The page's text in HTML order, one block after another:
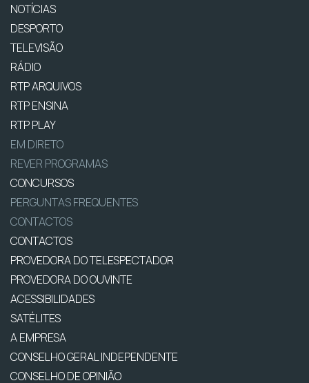
NOTÍCIAS
DESPORTO
TELEVISÃO
RÁDIO
RTP ARQUIVOS
RTP ENSINA
RTP PLAY
EM DIRETO
REVER PROGRAMAS
CONCURSOS
PERGUNTAS FREQUENTES
CONTACTOS
CONTACTOS
PROVEDORA DO TELESPECTADOR
PROVEDORA DO OUVINTE
ACESSIBILIDADES
SATÉLITES
A EMPRESA
CONSELHO GERAL INDEPENDENTE
CONSELHO DE OPINIÃO